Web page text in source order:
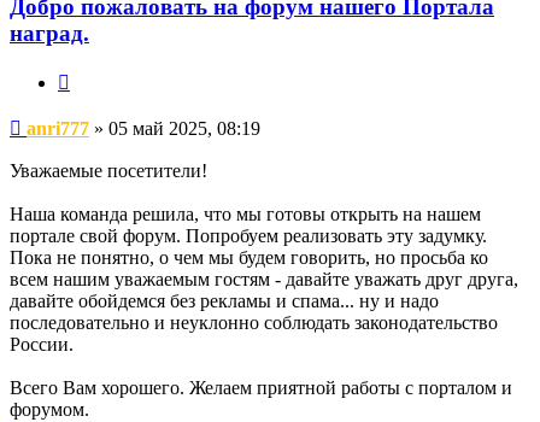
Добро пожаловать на форум нашего Портала
наград.
Сообщение
anri777 » 05 май 2025, 08:19
Уважаемые посетители!
Наша команда решила, что мы готовы открыть на нашем
портале свой форум. Попробуем реализовать эту задумку.
Пока не понятно, о чем мы будем говорить, но просьба ко
всем нашим уважаемым гостям - давайте уважать друг друга,
давайте обойдемся без рекламы и спама... ну и надо
последовательно и неуклонно соблюдать законодательство
России.
Всего Вам хорошего. Желаем приятной работы с порталом и
форумом.